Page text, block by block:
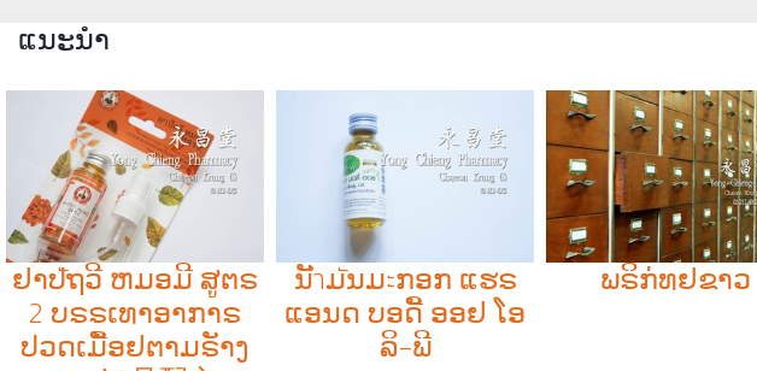
ແນະນຳ
ຢາປัຖວີ ຫມອມີ ສູຕຣ
2 ບຣຣເທາອາກາຣ
ປວດເມືັອຢຕາມຣັາງ
ນັำມัນມะກອກ ແຮຣ​
ແອນດ ບອດີັ ອອຢ ໂອ
ລິ-ພີ
ພຣິກ່ທຢຂາວ